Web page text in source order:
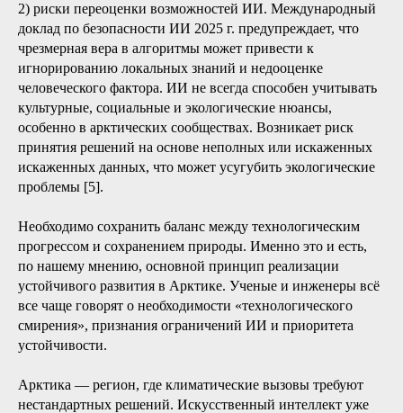
2) риски переоценки возможностей ИИ. Международный
доклад по безопасности ИИ 2025 г. предупреждает, что
чрезмерная вера в алгоритмы может привести к
игнорированию локальных знаний и недооценке
человеческого фактора. ИИ не всегда способен учитывать
культурные, социальные и экологические нюансы,
особенно в арктических сообществах. Возникает риск
принятия решений на основе неполных или искаженных
искаженных данных, что может усугубить экологические
проблемы [5].
Необходимо сохранить баланс между технологическим
прогрессом и сохранением природы. Именно это и есть,
по нашему мнению, основной принцип реализации
устойчивого развития в Арктике. Ученые и инженеры всё
все чаще говорят о необходимости «технологического
смирения», признания ограничений ИИ и приоритета
устойчивости.
Арктика — регион, где климатические вызовы требуют
нестандартных решений. Искусственный интеллект уже